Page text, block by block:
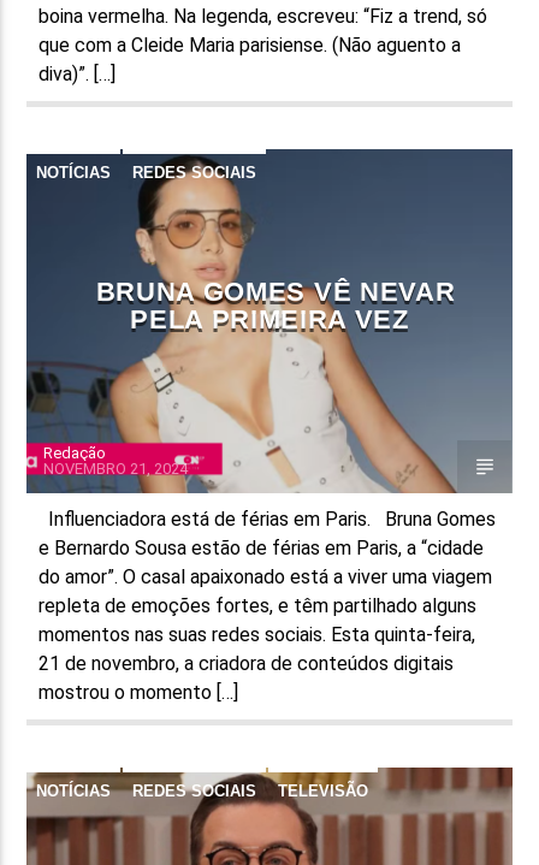
boina vermelha. Na legenda, escreveu: “Fiz a trend, só
que com a Cleide Maria parisiense. (Não aguento a
diva)”. […]
NOTÍCIAS REDES SOCIAIS
BRUNA GOMES VÊ NEVAR
PELA PRIMEIRA VEZ
Redação
NOVEMBRO 21, 2024
Influenciadora está de férias em Paris. Bruna Gomes
e Bernardo Sousa estão de férias em Paris, a “cidade
do amor”. O casal apaixonado está a viver uma viagem
repleta de emoções fortes, e têm partilhado alguns
momentos nas suas redes sociais. Esta quinta-feira,
21 de novembro, a criadora de conteúdos digitais
mostrou o momento […]
NOTÍCIAS REDES SOCIAIS TELEVISÃO